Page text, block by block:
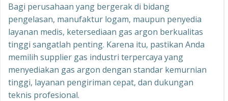
Bagi perusahaan yang bergerak di bidang
pengelasan, manufaktur logam, maupun penyedia
layanan medis, ketersediaan gas argon berkualitas
tinggi sangatlah penting. Karena itu, pastikan Anda
memilih supplier gas industri terpercaya yang
menyediakan gas argon dengan standar kemurnian
tinggi, layanan pengiriman cepat, dan dukungan
teknis profesional.